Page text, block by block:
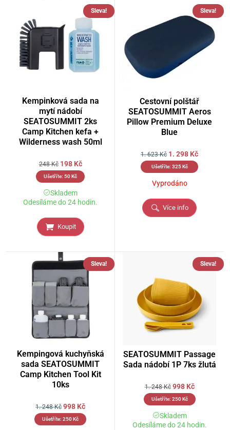
Sleva!
Kempinková sada na
mytí nádobí
SEATOSUMMIT 2ks
Camp Kitchen kefa +
Wilderness wash 50ml
248Kč 198 Kč
Ušetříte: 50Kč
Skladem
Odesíláme do 24 hodin.
Koupit
Sleva!
Cestovní polštář
SEATOSUMMIT Aeros
Pillow Premium Deluxe
Blue
1. 623Kč 1. 298 Kč
Ušetříte: 325Kč
Vyprodáno
Více info
Sleva!
Kempingová kuchyňská
sada SEATOSUMMIT
Camp Kitchen Tool Kit
10ks
1. 248Kč 998 Kč
Ušetříte: 250Kč
Sleva!
SEATOSUMMIT Passage
Sada nádobí 1P 7ks žlutá
1. 248Kč 998 Kč
Ušetříte: 250Kč
Skladem
Odesíláme do 24 hodin.